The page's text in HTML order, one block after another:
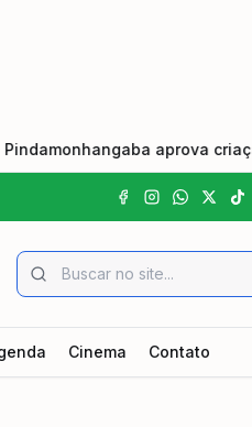
aprova criação
Cinema Contato